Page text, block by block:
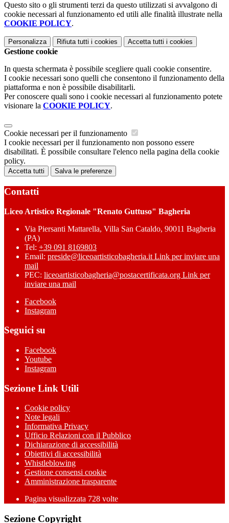
Questo sito o gli strumenti terzi da questo utilizzati si avvalgono di
cookie necessari al funzionamento ed utili alle finalità illustrate nella
COOKIE POLICY.
Personalizza Rifiuta tutti i cookies Accetta tutti i cookies
Gestione cookie
In questa schermata è possibile scegliere quali cookie consentire.
I cookie necessari sono quelli che consentono il funzionamento della
piattaforma e non è possibile disabilitarli.
Per conoscere quali sono i cookie necessari al funzionamento potete
visionare la COOKIE POLICY.
Cookie necessari per il funzionamento
I cookie necessari per il funzionamento non possono essere
disabilitati. È possibile consultare l'elenco nella pagina della cookie
policy.
Accetta tutti Salva le preferenze
Contatti
Liceo Artistico Regionale "Renato Guttuso" Bagheria
Via Piersanti Mattarella, Villa San Cataldo, 90011 Bagheria
(PA)
Tel: +39 091 8169803
Email: preside@liceoartisticobagheria.it Link per inviare una
mail
PEC: liceoartisticobagheria@postacertificata.org Link per
inviare una mail
Facebook
Instagram
Seguici su
Facebook
Youtube
Instagram
Sezione Link Utili
Cookie policy
Note legali
Informativa Privacy
Ufficio Relazioni con il Pubblico
Dichiarazione di accessibilità
Obiettivi di accessibilità
Whistleblowing
Gestione consensi cookie
Amministrazione trasparente
Pagina visualizzata 728 volte
Sezione Copyright